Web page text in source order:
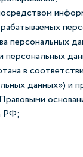
персональных
персональных
в
данных») и
РФ;